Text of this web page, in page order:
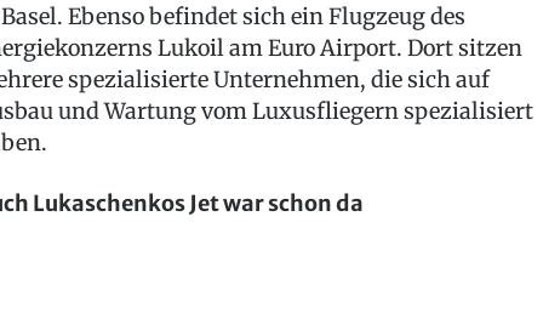
Ebenso befindet sich ein Flugzeug des
Lukoil am Euro Airport. Dort sitzen
spezialisierte Unternehmen, die sich auf
und Wartung vom Luxusfliegern spezialisiert
Lukaschenkos Jet war schon da